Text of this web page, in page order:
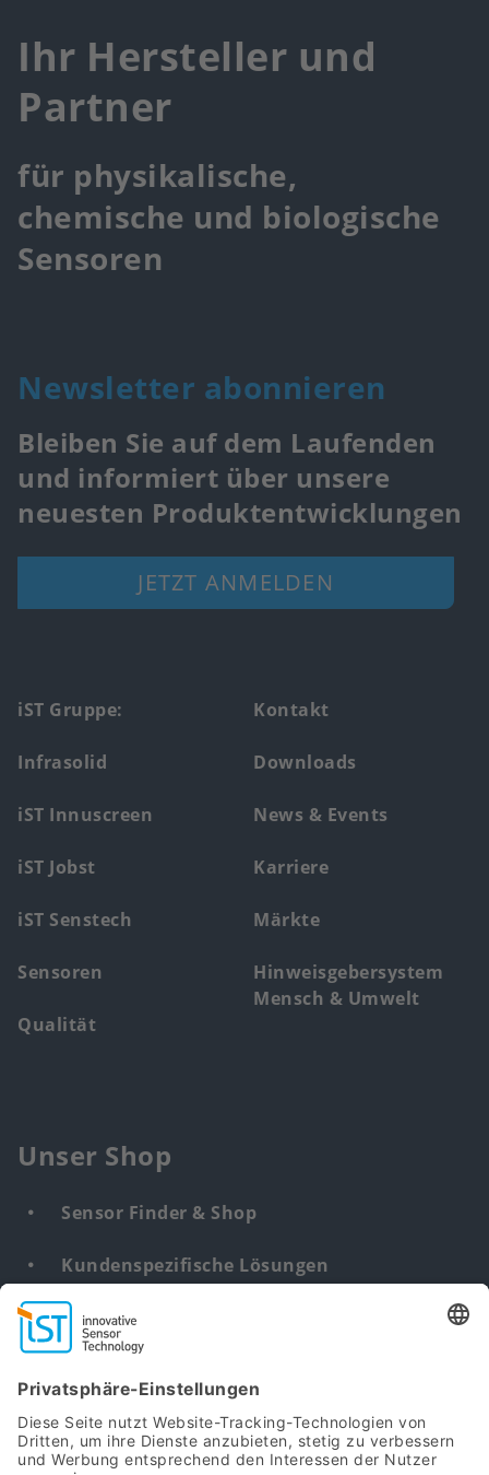
Ihr Hersteller und
Partner
für physikalische,
chemische und biologische
Sensoren
Newsletter abonnieren
Bleiben Sie auf dem Laufenden
und informiert über unsere
neuesten Produktentwicklungen
JETZT ANMELDEN
Footer
main
menu
iST Gruppe:
Infrasolid
iST Innuscreen
iST Jobst
iST Senstech
Sensoren
Qualität
Kontakt
Downloads
News & Events
Karriere
Märkte
Hinweisgebersystem
Mensch & Umwelt
Unser Shop
Sensor Finder & Shop
Kundenspezifische Lösungen
DNA & RNA Extraction Kits
Find
us